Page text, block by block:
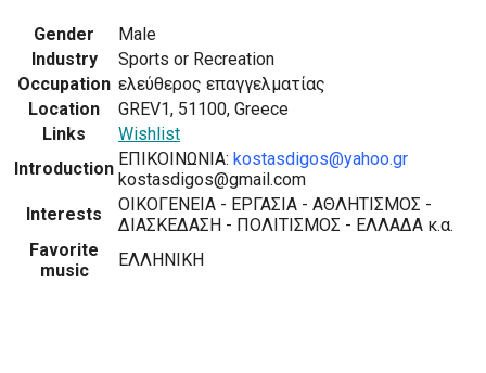
Gender
Male
Industry
Sports or Recreation
Occupation ελεύθερος επαγγελματίας
Location
GREV1, 51100, Greece
Links
Wishlist
Introduction EΠΙΚΟΙΝΩΝΙΑ: kostasdigos@yahoo.gr
kostasdigos@gmail.com
Interests
ΟΙΚΟΓΕΝΕΙΑ - ΕΡΓΑΣΙΑ - ΑΘΛΗΤΙΣΜΟΣ -
ΔΙΑΣΚΕΔΑΣΗ - ΠΟΛΙΤΙΣΜΟΣ - ΕΛΛΑΔΑ κ.α.
Favorite
music
ΕΛΛΗΝΙΚΗ